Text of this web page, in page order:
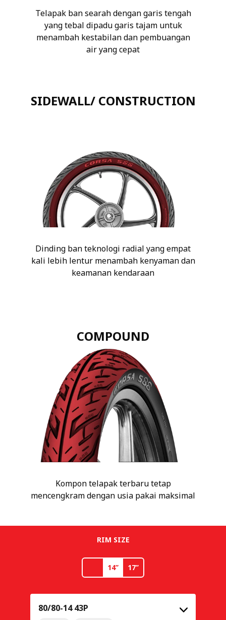
Telapak ban searah dengan garis tengah
yang tebal dipadu garis tajam untuk
menambah kestabilan dan pembuangan
air yang cepat
SIDEWALL/ CONSTRUCTION
Dinding ban teknologi radial yang empat
kali lebih lentur menambah kenyaman dan
keamanan kendaraan
COMPOUND
Kompon telapak terbaru tetap
mencengkram dengan usia pakai maksimal
RIM SIZE
14’’ 17’’
80/80-14 43P